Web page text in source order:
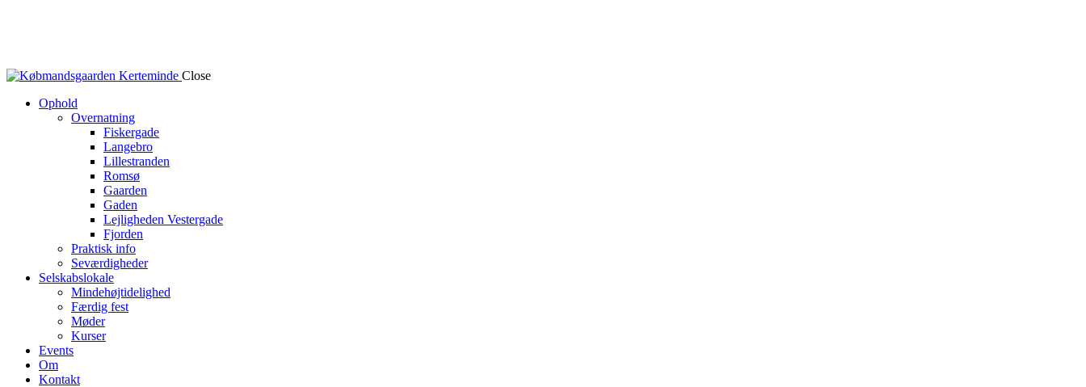
Close
Ophold
Overnatning
Fiskergade
Langebro
Lillestranden
Romsø
Gaarden
Gaden
Lejligheden Vestergade
Fjorden
Praktisk info
Seværdigheder
Selskabslokale
Mindehøjtidelighed
Færdig fest
Møder
Kurser
Events
Om
Kontakt